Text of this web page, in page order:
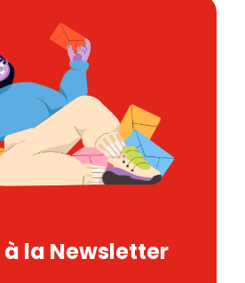
à la Newsletter